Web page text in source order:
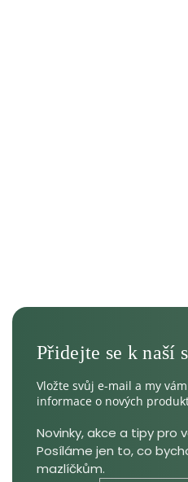
Vložte svůj e-mail a my
informace o nových